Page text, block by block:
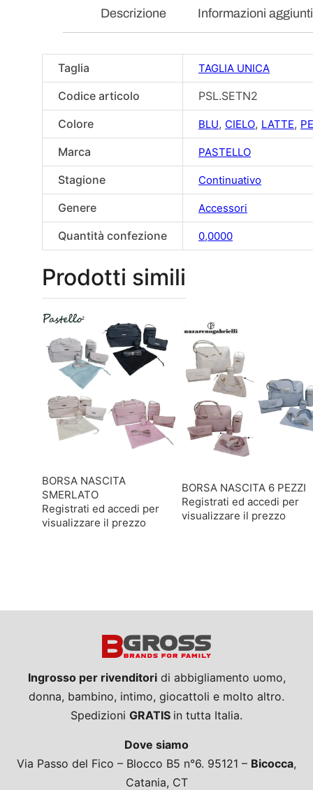
Descrizione Informazioni
Taglia TAGLIA UNICA
Codice articolo
PSL.SETN2
Colore
BLU, CIELO, LATTE,
Marca PASTELLO
Stagione Continuativo
Genere Accessori
Quantità confezione 0,0000
Prodotti simili
BORSA NASCITA
SMERLATO
Registrati ed accedi per
visualizzare il prezzo
BORSA NASCITA 6 PEZZI
Registrati ed accedi per
visualizzare il prezzo
Ingrosso per rivenditoridi abbigliamento uomo,
donna, bambino, intimo, giocattoli e molto altro.
Spedizioni GRATIS in tutta Italia.
Dove siamo
Via Passo del Fico – Blocco B5 n°6. 95121 – Bicocca,
Catania, CT